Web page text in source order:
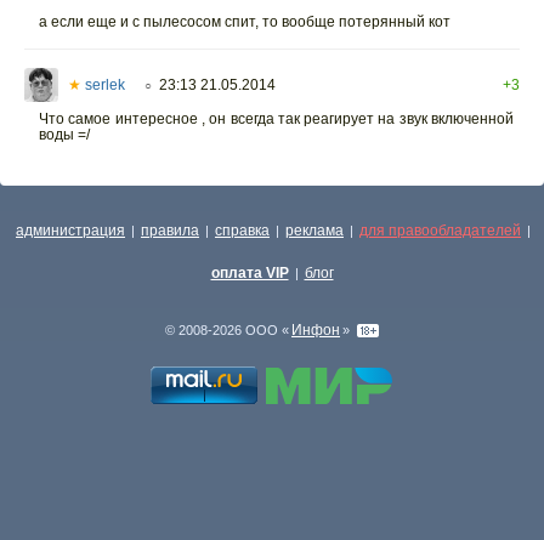
а если еще и с пылесосом спит, то вообще потерянный кот
★ serlek ○ 23:13 21.05.2014
+3
Что самое интересное , он всегда так реагирует на звук включенной
воды =/
администрация | правила | справка | реклама | для правообладателей |
оплата VIP | блог
© 2008-2026 ООО « Инфон »